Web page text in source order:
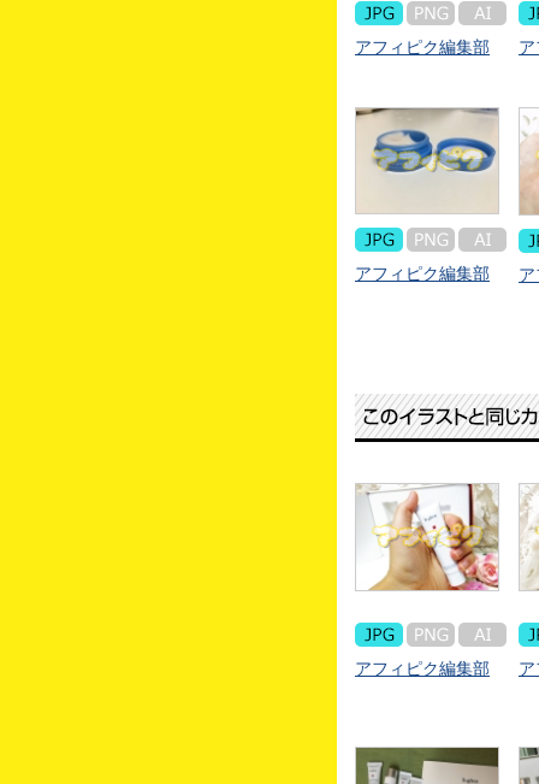
アフィピク編集部
アフィピク編集部
アフィピク編集部